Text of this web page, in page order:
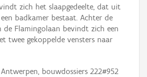
zich het slaapgedeelte, dat uit
badkamer bestaat. Achter de
de Flamingolaan bevindt zich een
twee gekoppelde vensters naar
bouwdossiers 222#952